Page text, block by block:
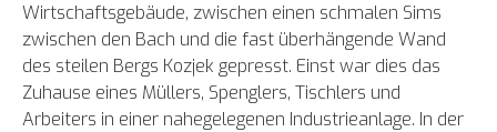
Wirtschaftsgebäude, zwischen einen schmalen Sims
zwischen den Bach und die fast überhängende Wand
des steilen Bergs Kozjek gepresst. Einst war dies das
Zuhause eines Müllers, Spenglers, Tischlers und
Arbeiters in einer nahegelegenen Industrieanlage. In der